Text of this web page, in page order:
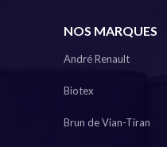
NOS MARQUES
André Renault
Biotex
Brun de Vian-Tiran